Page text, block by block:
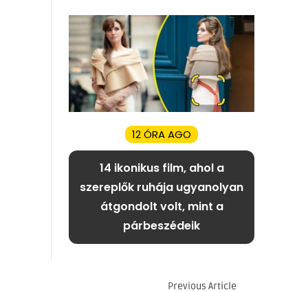
12 ÓRA AGO
14 ikonikus film, ahol a
szereplők ruhája ugyanolyan
átgondolt volt, mint a
párbeszédeik
Previous Article